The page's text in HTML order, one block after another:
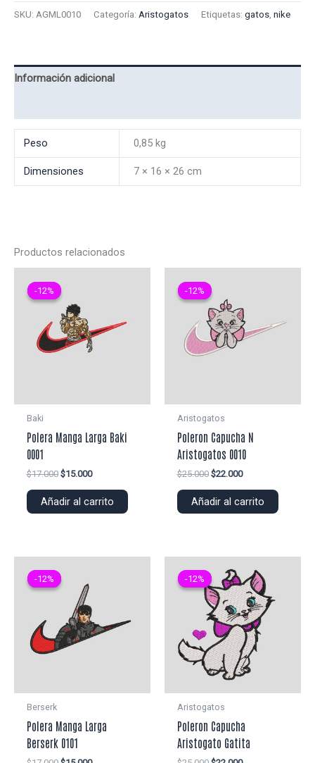
cantidad
SKU: AGML0010 Categoría: Aristogatos Etiquetas: gatos, nike
Información adicional
Peso 0,85 kg
Dimensiones 7 × 16 × 26 cm
Productos relacionados
-12%
-12%
Baki
Polera Manga Larga Baki
0001
$17.000 El
original
$15.000El
actual
Añadir al carrito
-12%
-12%
Aristogatos
Poleron Capucha N
Aristogatos 0010
$25.000 El
original
$22.000El
actual
Añadir al carrito
-12%
-12%
Berserk
Polera Manga Larga
Berserk 0101
-12%
-12%
Aristogatos
Poleron Capucha
Aristogato Gatita